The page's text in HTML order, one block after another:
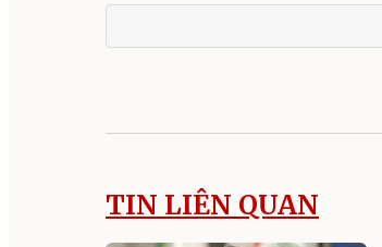
TIN LIÊN QUAN